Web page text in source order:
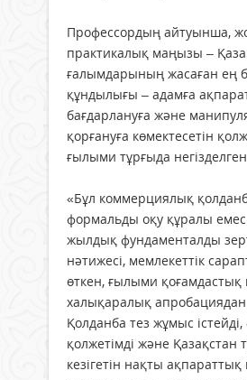
Профессордың айтуынша,
практикалық маңызы –
ғалымдарының жасаған ең
құндылығы – адамға
бағдарлануға және
қорғануға көмектесетін
ғылыми тұрғыда
«Бұл коммерциялық
формальды оқу құралы
жылдық фундаменталды
нәтижесі, мемлекеттік
өткен, ғылыми қоғамдастық
халықаралық апробациядан
Қолданба тез жұмыс істейді,
қолжетімді және Қазақстан
кезігетін нақты ақпараттық